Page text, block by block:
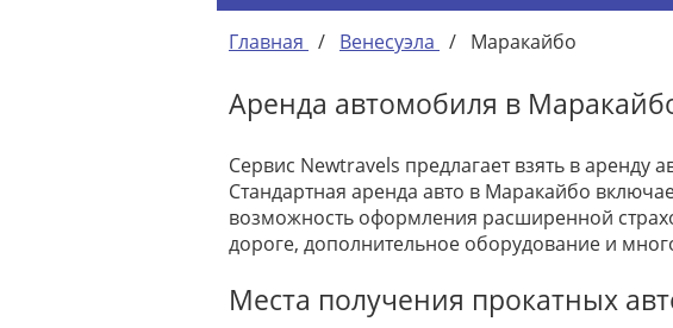
Главная / Венесуэла / Маракайбо
Аренда автомобиля в
Сервис Newtravels предлагает взять в
Стандартная аренда авто в Маракайбо
возможность оформления расширенной
дороге, дополнительное оборудование и
Места получения прокатных